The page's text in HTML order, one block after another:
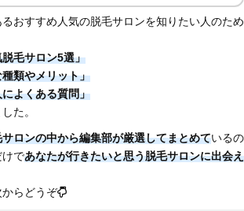
おすすめ人気の脱毛サロンを知りたい人のため
毛サロン5選」
類やメリット」
よくある質問」
た。
ロンの中から編集部が厳選してまとめているの
けであなたが行きたいと思う脱毛サロンに出会え
らどうぞ